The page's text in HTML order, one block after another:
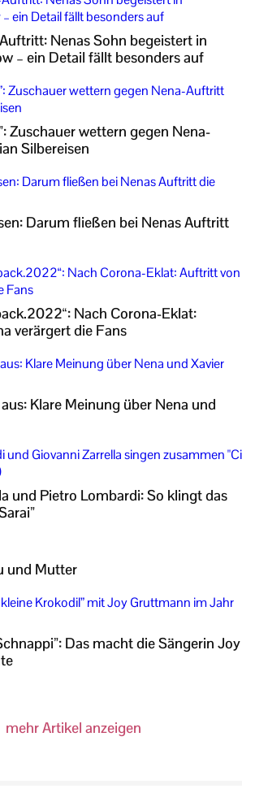
Nenas Sohn begeistert in
– ein Detail fällt besonders auf
Zuschauer wettern gegen Nena-
Silbereisen
Darum fließen bei Nenas Auftritt
Nach Corona-Eklat:
verärgert die Fans
Klare Meinung über Nena und
und Pietro Lombardi: So klingt das
und Mutter
Das macht die Sängerin Joy
mehr Artikel anzeigen